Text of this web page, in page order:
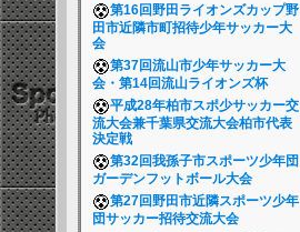
第16回野田ライオンズカップ野
田市近隣市町招待少年サッカー大
会
第37回流山市少年サッカー大
会・第14回流山ライオンズ杯
平成28年柏市スポ少サッカー交
流大会兼千葉県交流大会柏市代表
決定戦
第32回我孫子市スポーツ少年団
ガーデンフットボール大会
第27回野田市近隣スポーツ少年
団サッカー招待交流大会